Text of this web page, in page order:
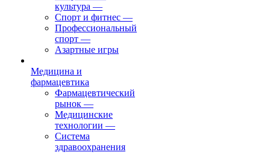
культура —
Спорт и фитнес —
Профессиональный
спорт —
Азартные игры
Медицина и
фармацевтика
Фармацевтический
рынок —
Медицинские
технологии —
Система
здравоохранения